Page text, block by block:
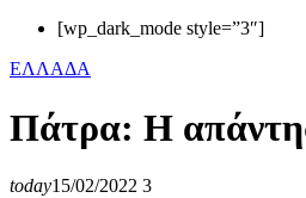
[wp_dark_mode style=”3″]
ΕΛΛΑΔΑ
Πάτρα: Η
today15/02/2022 3